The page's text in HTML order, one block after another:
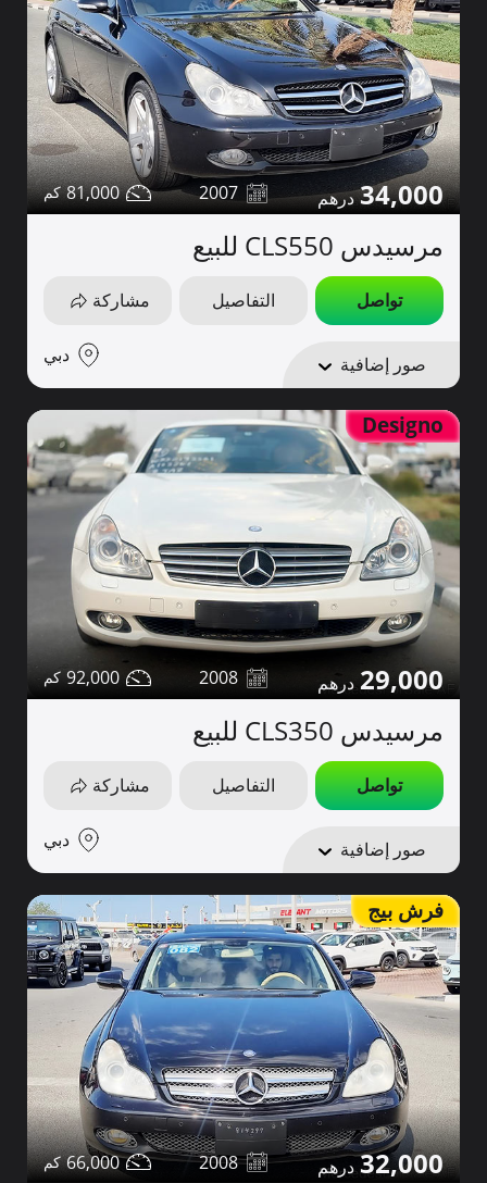
34,000
2007
81,000
مرسيدس CLS550 للبيع
تواصل التفاصيل مشاركة
صور إضافية دبي
Designo
29,000
2008
92,000
مرسيدس CLS350 للبيع
تواصل التفاصيل مشاركة
صور إضافية دبي
فرش بيج
32,000
2008
66,000